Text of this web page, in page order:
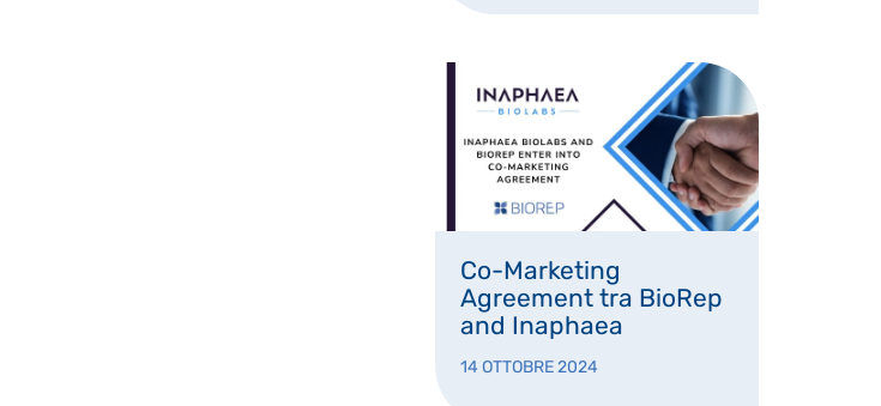
Co-Marketing
Agreement tra BioRep
and Inaphaea
14 OTTOBRE 2024